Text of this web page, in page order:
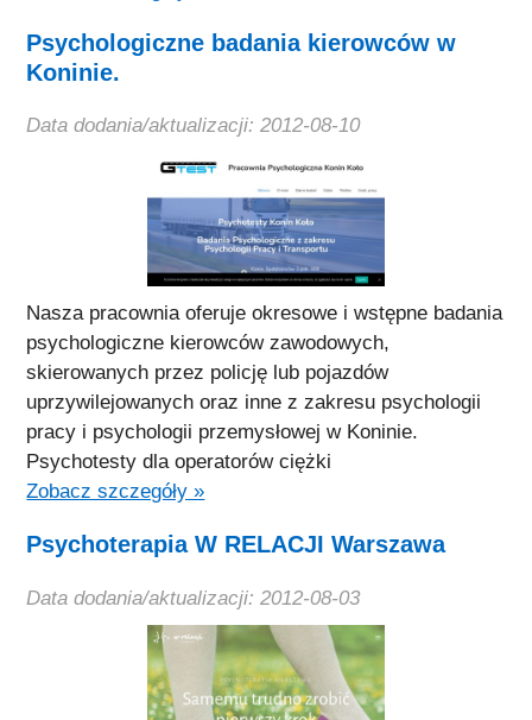
Psychologiczne badania kierowców w
Koninie.
Data dodania/aktualizacji: 2012-08-10
Nasza pracownia oferuje okresowe i wstępne badania
psychologiczne kierowców zawodowych,
skierowanych przez policję lub pojazdów
uprzywilejowanych oraz inne z zakresu psychologii
pracy i psychologii przemysłowej w Koninie.
Psychotesty dla operatorów ciężki
Zobacz szczegóły »
Psychoterapia W RELACJI Warszawa
Data dodania/aktualizacji: 2012-08-03